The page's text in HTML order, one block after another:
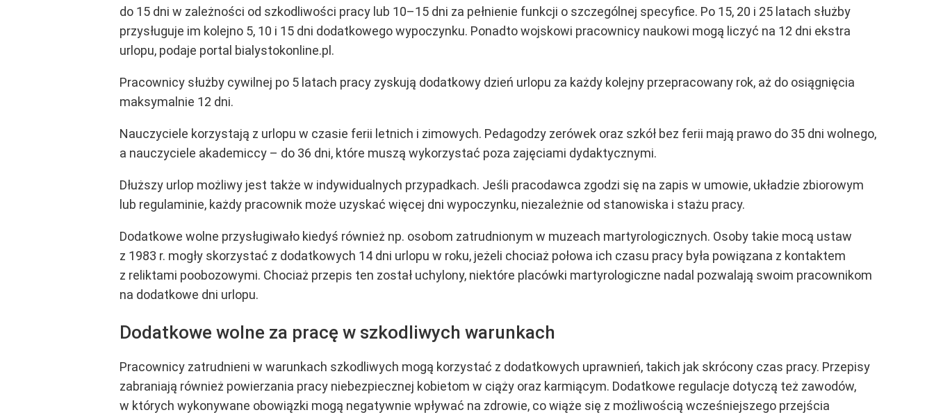
do 15 dni w zależności od szkodliwości pracy lub 10–15 dni za pełnienie funkcji o szczególnej specyfice. Po 15, 20 i 25 latach służby
przysługuje im kolejno 5, 10 i 15 dni dodatkowego wypoczynku. Ponadto wojskowi pracownicy naukowi mogą liczyć na 12 dni ekstra
urlopu, podaje portal bialystokonline.pl.
Pracownicy służby cywilnej po 5 latach pracy zyskują dodatkowy dzień urlopu za każdy kolejny przepracowany rok, aż do osiągnięcia
maksymalnie 12 dni.
Nauczyciele korzystają z urlopu w czasie ferii letnich i zimowych. Pedagodzy zerówek oraz szkół bez ferii mają prawo do 35 dni wolnego,
a nauczyciele akademiccy – do 36 dni, które muszą wykorzystać poza zajęciami dydaktycznymi.
Dłuższy urlop możliwy jest także w indywidualnych przypadkach. Jeśli pracodawca zgodzi się na zapis w umowie, układzie zbiorowym
lub regulaminie, każdy pracownik może uzyskać więcej dni wypoczynku, niezależnie od stanowiska i stażu pracy.
Dodatkowe wolne przysługiwało kiedyś również np. osobom zatrudnionym w muzeach martyrologicznych. Osoby takie mocą ustaw
z 1983 r. mogły skorzystać z dodatkowych 14 dni urlopu w roku, jeżeli chociaż połowa ich czasu pracy była powiązana z kontaktem
z reliktami poobozowymi. Chociaż przepis ten został uchylony, niektóre placówki martyrologiczne nadal pozwalają swoim pracownikom
na dodatkowe dni urlopu.
Dodatkowe wolne za pracę w szkodliwych warunkach
Pracownicy zatrudnieni w warunkach szkodliwych mogą korzystać z dodatkowych uprawnień, takich jak skrócony czas pracy. Przepisy
zabraniają również powierzania pracy niebezpiecznej kobietom w ciąży oraz karmiącym. Dodatkowe regulacje dotyczą też zawodów,
w których wykonywane obowiązki mogą negatywnie wpływać na zdrowie, co wiąże się z możliwością wcześniejszego przejścia